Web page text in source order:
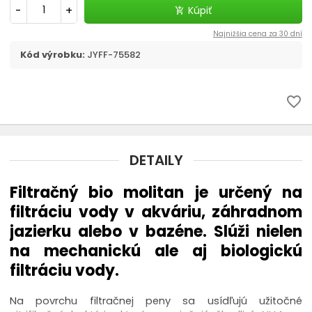
Filtračné médiá
Pozadia do akvária
Ohrievač
Riasy v akváriu - odstránenie
Automatické krmítko
- + add_shopping_cart Kúpiť
Najnižšia cena za 30 dní
Kód výrobku: JYFF-75582
favorite_border
DETAILY
Filtračný bio molitan je určený na
filtráciu vody v akváriu, záhradnom
jazierku alebo v bazéne. Slúži nielen
na mechanickú ale aj biologickú
filtráciu vody.
Na povrchu filtračnej peny sa usídľujú užitočné